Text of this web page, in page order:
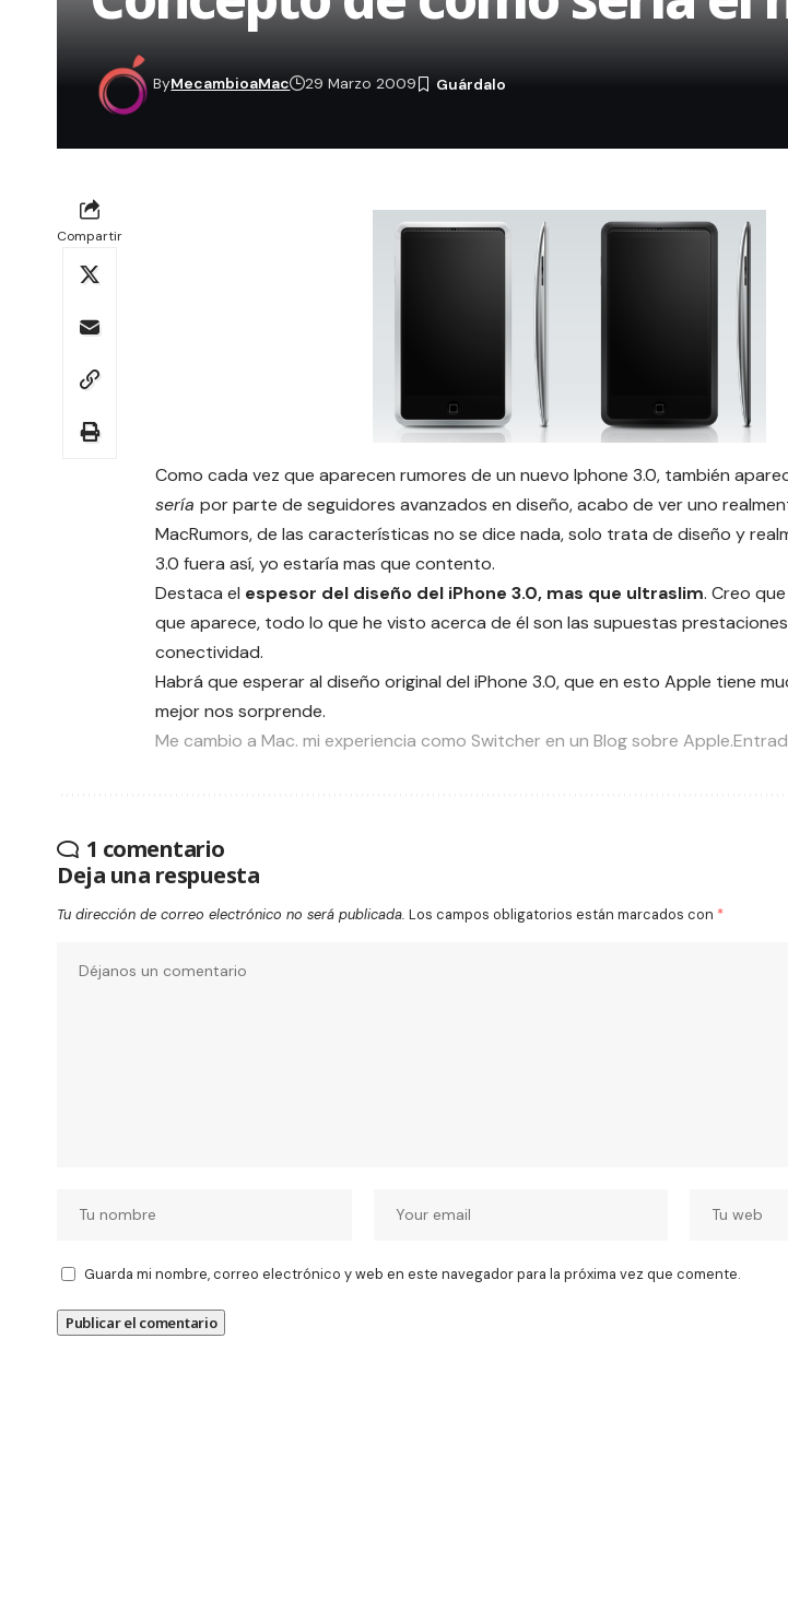
ByMecambioaMac 29 Marzo 2009
Compartir
Como cada vez que aparecen rumores de un nuevo Iphone 3.0, también
sería por parte de seguidores avanzados en diseño, acabo de ver uno
MacRumors, de las características no se dice nada, solo trata de diseño y
3.0 fuera así, yo estaría mas que contento.
Destaca el espesor del diseño del iPhone 3.0, mas que ultraslim. Creo
que aparece, todo lo que he visto acerca de él son las supuestas
conectividad.
Habrá que esperar al diseño original del iPhone 3.0, que en esto Apple tiene
mejor nos sorprende.
Me cambio a Mac. mi experiencia como Switcher en un Blog sobre
1 comentario
Deja una respuesta
Tu dirección de correo electrónico no será publicada. Los campos obligatorios están marcados con *
Guarda mi nombre, correo electrónico y web en este navegador para la próxima vez que comente.